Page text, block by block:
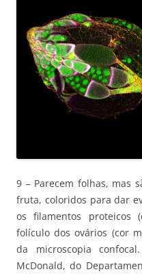
9 – Parecem folhas, mas
fruta, coloridos para dar
os filamentos proteicos
folículo dos ovários (cor
da microscopia
McDonald, do